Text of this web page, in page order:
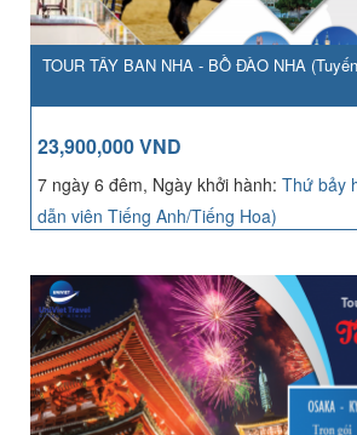
TOUR TÂY BAN NHA - BỒ ĐÀO NHA
23,900,000 VND
7 ngày 6 đêm, Ngày khởi hành: Thứ bảy
dẫn viên Tiếng Anh/Tiếng Hoa)